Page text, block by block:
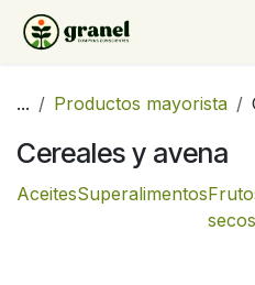
Ir al contenido
... Productos mayorista
Cereales y avena
AceitesSuperalimentos
secos